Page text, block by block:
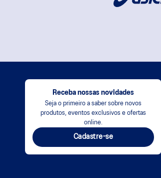
Receba nossas novidades
Seja o primeiro a saber sobre novos
produtos, eventos exclusivos e ofertas
online.
Cadastre-se